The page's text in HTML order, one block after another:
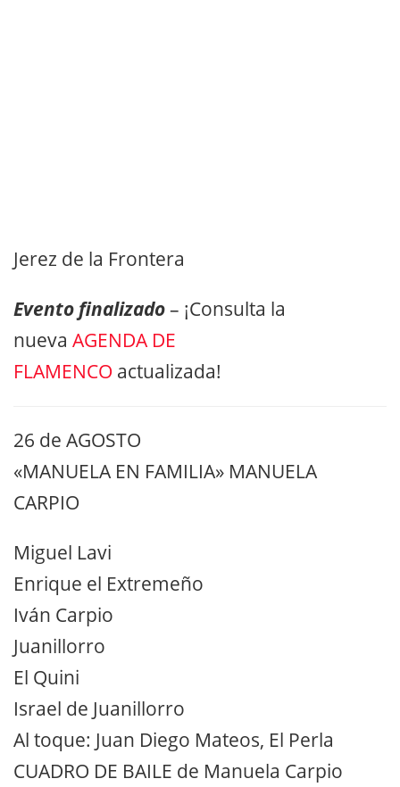
Jerez de la Frontera
Evento finalizado– ¡Consulta la
nueva AGENDA DE
FLAMENCO actualizada!
26 de AGOSTO
«MANUELA EN FAMILIA» MANUELA
CARPIO
Miguel Lavi
Enrique el Extremeño
Iván Carpio
Juanillorro
El Quini
Israel de Juanillorro
Al toque: Juan Diego Mateos, El Perla
CUADRO DE BAILE de Manuela Carpio